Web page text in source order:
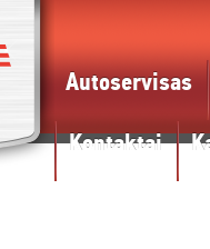
Autoservisas
Kontaktai